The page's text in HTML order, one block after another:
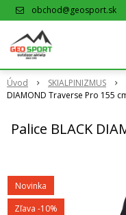
obchod@geosport.sk
Úvod SKIALPINIZMUS
DIAMOND Traverse Pro 155
Palice BLACK
Novinka
Zľava -10%